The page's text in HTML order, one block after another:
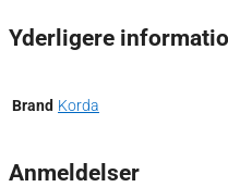
Yderligere
Brand Korda
Anmeldelser